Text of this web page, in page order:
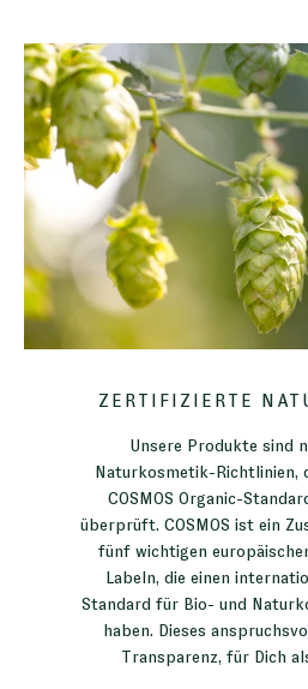
ZERTIFIZIERTE
Unsere Produkte sind
Naturkosmetik-Richtlinien,
COSMOS Organic-
überprüft. COSMOS ist ein
fünf wichtigen
Labeln, die einen
Standard für Bio- und
haben. Dieses
Transparenz, für Dich